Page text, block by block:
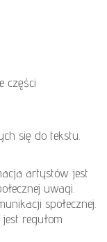
części
się do tekstu.
artystów jest
uwagi.
społecznej.
regułom